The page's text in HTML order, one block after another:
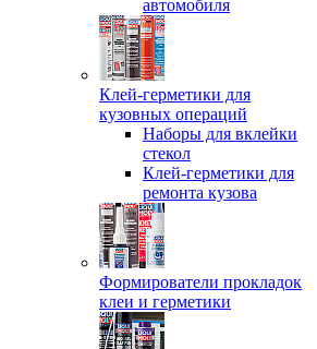
автомобиля
Клей-герметики для
кузовных операций
Наборы для вклейки
стекол
Клей-герметики для
ремонта кузова
Формирователи прокладок
клеи и герметики